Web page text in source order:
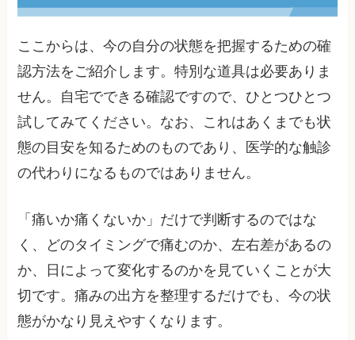
ここからは、今の自分の状態を把握するための確
認方法をご紹介します。特別な道具は必要ありま
せん。自宅でできる確認ですので、ひとつひとつ
試してみてください。なお、これはあくまでも状
態の目安を知るためのものであり、医学的な触診
の代わりになるものではありません。
「痛いか痛くないか」だけで判断するのではな
く、どのタイミングで痛むのか、左右差があるの
か、日によって変化するのかを見ていくことが大
切です。痛みの出方を整理するだけでも、今の状
態がかなり見えやすくなります。